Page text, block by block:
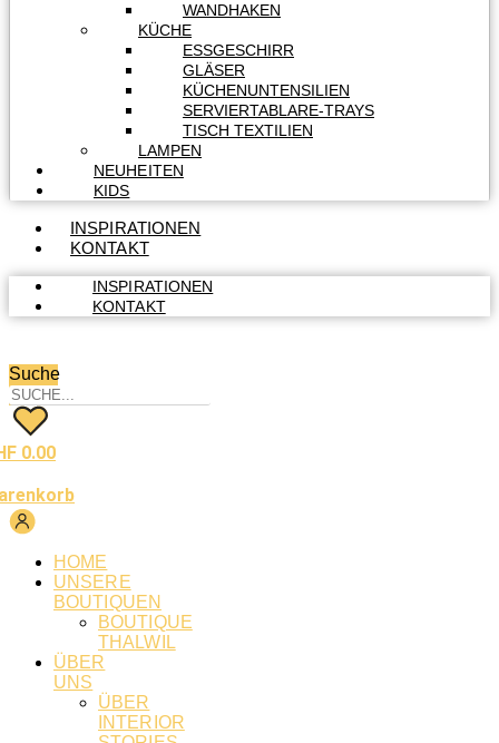
WANDHAKEN
KÜCHE
ESSGESCHIRR
GLÄSER
KÜCHENUNTENSILIEN
SERVIERTABLARE-TRAYS
TISCH TEXTILIEN
LAMPEN
NEUHEITEN
KIDS
INSPIRATIONEN
KONTAKT
INSPIRATIONEN
KONTAKT
Suche
0.00
HOME
UNSERE
BOUTIQUEN
BOUTIQUE
THALWIL
ÜBER
UNS
ÜBER
INTERIOR